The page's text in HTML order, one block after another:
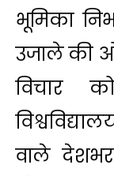
भूमिका
उजाले की
विचार
वाले